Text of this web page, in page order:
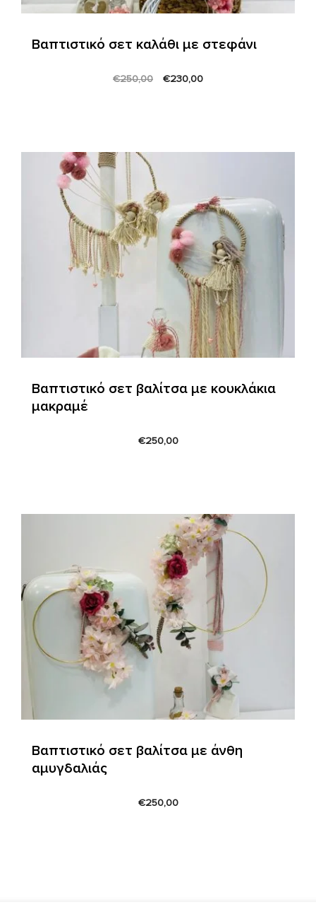
Βαπτιστικό σετ καλάθι με στεφάνι
€250,00
Original
€230,00Current
Βαπτιστικό σετ βαλίτσα με κουκλάκια
μακραμέ
€250,00
Βαπτιστικό σετ βαλίτσα με άνθη
αμυγδαλιάς
€250,00